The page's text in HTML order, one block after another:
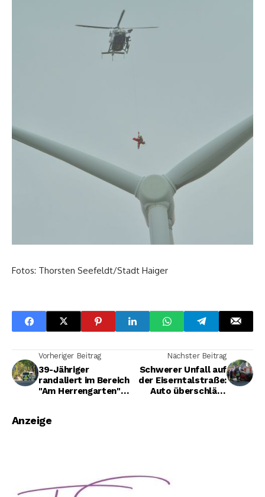
Fotos: Thorsten Seefeldt/Stadt Haiger
Vorheriger Beitrag
39-Jähriger
randaliert im Bereich
"Am Herrengarten"
Nächster Beitrag
Schwerer Unfall auf
der Eiserntalstraße:
Auto überschlägt
Anzeige